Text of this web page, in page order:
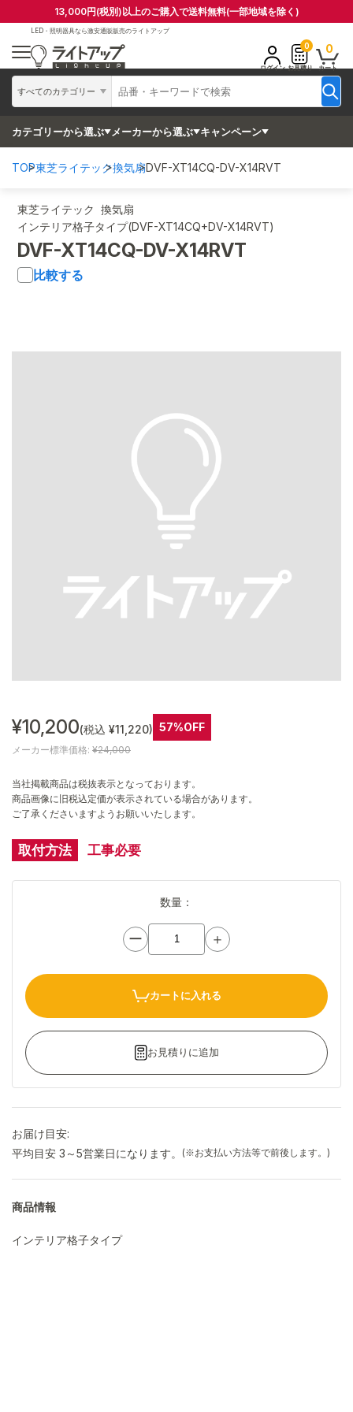
13,000円(税別)以上のご購入で送料無料(一部地域を除く)
LED・照明器具なら激安通販販売のライトアップ
すべてのカテゴリー
ログイン
0
お見積り
0
カート
カテゴリーから選ぶ メーカーから選ぶ キャンペーン
TOP東芝ライテック換気扇DVF-XT14CQ-DV-X14RVT
東芝ライテック 換気扇
インテリア格子タイプ(DVF-XT14CQ+DV-X14RVT)
DVF-XT14CQ-DV-X14RVT
比較する
¥10,200(税込 ¥11,220) 57%OFF
メーカー標準価格: ¥24,000
当社掲載商品は税抜表示となっております。
商品画像に旧税込定価が表示されている場合があります。
ご了承くださいますようお願いいたします。
取付方法 工事必要
数量：
ー ＋
カートに入れる
お見積りに追加
お届け目安:
平均目安 3～5営業日になります。
(※お支払い方法等で前後します。)
商品情報
インテリア格子タイプ